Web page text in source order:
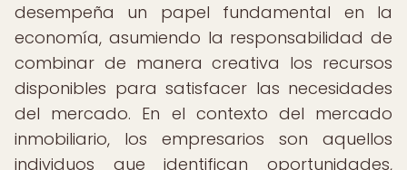
desempeña un papel fundamental en la
economía, asumiendo la responsabilidad de
combinar de manera creativa los recursos
disponibles para satisfacer las necesidades
del mercado. En el contexto del mercado
inmobiliario, los empresarios son aquellos
individuos que identifican oportunidades,